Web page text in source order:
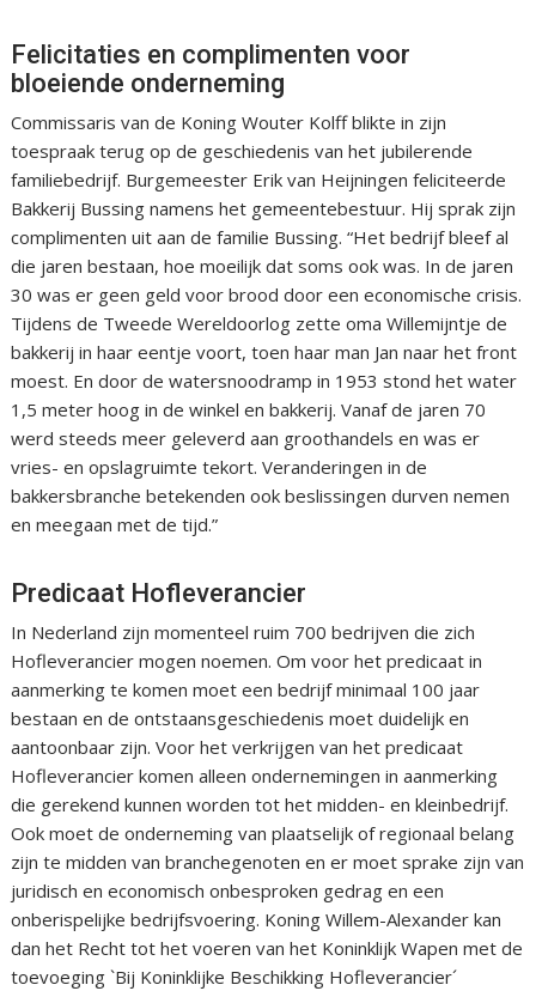
Felicitaties en complimenten voor
bloeiende onderneming
Commissaris van de Koning Wouter Kolff blikte in zijn
toespraak terug op de geschiedenis van het jubilerende
familiebedrijf. Burgemeester Erik van Heijningen feliciteerde
Bakkerij Bussing namens het gemeentebestuur. Hij sprak zijn
complimenten uit aan de familie Bussing. “Het bedrijf bleef al
die jaren bestaan, hoe moeilijk dat soms ook was. In de jaren
30 was er geen geld voor brood door een economische crisis.
Tijdens de Tweede Wereldoorlog zette oma Willemijntje de
bakkerij in haar eentje voort, toen haar man Jan naar het front
moest. En door de watersnoodramp in 1953 stond het water
1,5 meter hoog in de winkel en bakkerij. Vanaf de jaren 70
werd steeds meer geleverd aan groothandels en was er
vries- en opslagruimte tekort. Veranderingen in de
bakkersbranche betekenden ook beslissingen durven nemen
en meegaan met de tijd.”
Predicaat Hofleverancier
In Nederland zijn momenteel ruim 700 bedrijven die zich
Hofleverancier mogen noemen. Om voor het predicaat in
aanmerking te komen moet een bedrijf minimaal 100 jaar
bestaan en de ontstaansgeschiedenis moet duidelijk en
aantoonbaar zijn. Voor het verkrijgen van het predicaat
Hofleverancier komen alleen ondernemingen in aanmerking
die gerekend kunnen worden tot het midden- en kleinbedrijf.
Ook moet de onderneming van plaatselijk of regionaal belang
zijn te midden van branchegenoten en er moet sprake zijn van
juridisch en economisch onbesproken gedrag en een
onberispelijke bedrijfsvoering. Koning Willem-Alexander kan
dan het Recht tot het voeren van het Koninklijk Wapen met de
toevoeging `Bij Koninklijke Beschikking Hofleverancier´